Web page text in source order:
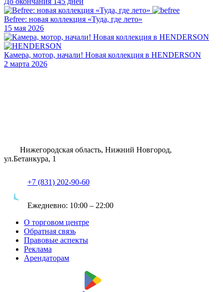
Befree: новая коллекция «Туда, где лето»
15 мая 2026
Камера, мотор, начали! Новая коллекция в HENDERSON
2 марта 2026
Нижегородская область, Нижний Новгород,
ул.Бетанкура, 1
+7 (831) 202-90-60
Ежедневно: 10:00 – 22:00
О торговом центре
Обратная связь
Правовые аспекты
Реклама
Арендаторам